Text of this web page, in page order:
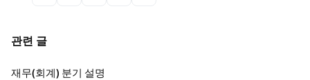
관련 글
재무(회계) 분기 설명